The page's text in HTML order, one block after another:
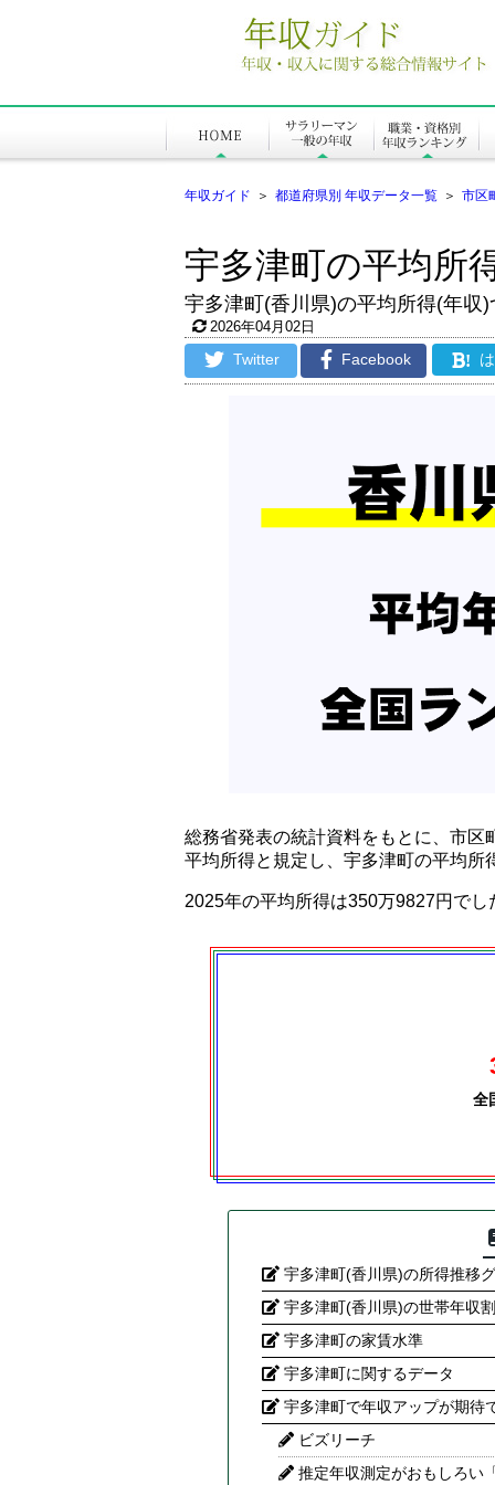
年収ガイド ＞ 都道府県別 年収データ一覧 ＞ 市区
宇多津町の平均所
宇多津町(香川県)の平均所得(年収)
2026年04月02日
Twitter Facebook !
総務省発表の統計資料をもとに、市区
平均所得と規定し、宇多津町の平均所
2025年の平均所得は350万9827円でし
全
宇多津町(香川県)の所得推移
宇多津町(香川県)の世帯年収
宇多津町の家賃水準
宇多津町に関するデータ
宇多津町で年収アップが期待
ビズリーチ
推定年収測定がおもしろい